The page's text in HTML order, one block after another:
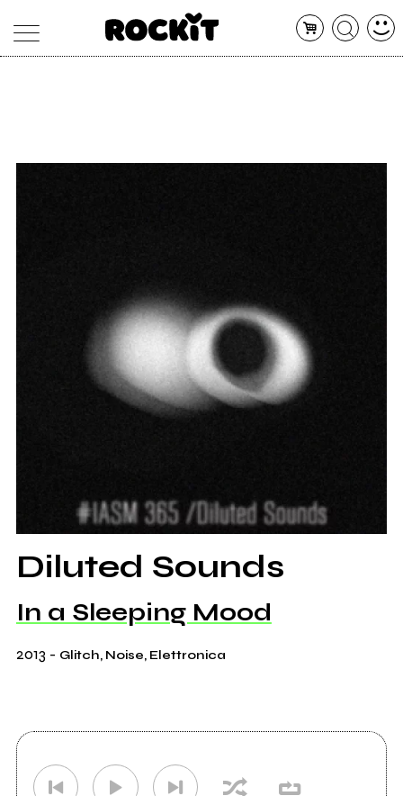
CONCERTI
Diluted Sounds
In a Sleeping Mood
2013 - Glitch, Noise, Elettronica